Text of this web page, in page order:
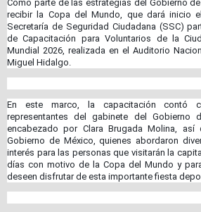
Como parte de las estrategias del Gobierno
recibir la Copa del Mundo, que dará inicio
Secretaría de Seguridad Ciudadana (SSC)
de Capacitación para Voluntarios de la
Mundial 2026, realizada en el Auditorio
Miguel Hidalgo.
En este marco, la capacitación contó
representantes del gabinete del Gobierno
encabezado por Clara Brugada Molina, así
Gobierno de México, quienes abordaron
interés para las personas que visitarán la
días con motivo de la Copa del Mundo y
deseen disfrutar de esta importante fiesta